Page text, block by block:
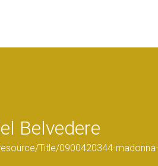
Belvedere
Title/0900420344-